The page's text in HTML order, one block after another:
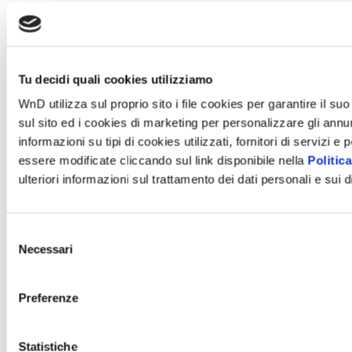
Tu decidi quali cookies utilizziamo
WnD utilizza sul proprio sito i file cookies per garantire il
sul sito ed i cookies di marketing per personalizzare gli
informazioni su tipi di cookies utilizzati, fornitori di servizi e
essere modificate cliccando sul link disponibile nella
ulteriori informazioni sul trattamento dei dati personali e sui
delNecessari
Preferenze
Statistiche